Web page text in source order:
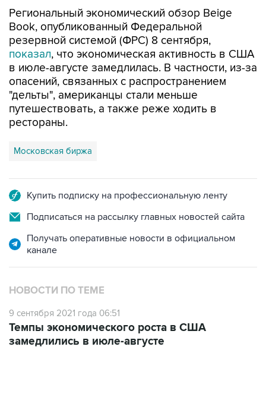
резервной системой (ФРС) 8 сентября,
показал, что экономическая активность в США
в июле-августе замедлилась. В частности, из-за
опасений, связанных с распространением
"дельты", американцы стали меньше
путешествовать, а также реже ходить в
рестораны.
Московская биржа
Подписаться на рассылку главных новостей сайта
Получать оперативные новости в официальном
НОВОСТИ ПО ТЕМЕ
9 сентября 2021 года 06:51
замедлились в июле-августе